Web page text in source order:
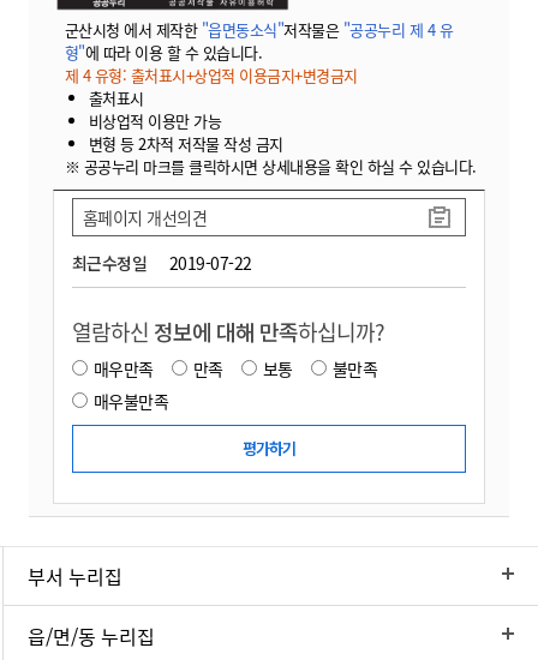
군산시청 에서 제작한 "읍면동소식"저작물은 "공공누리 제 4 유
형"에 따라 이용 할 수 있습니다.
제 4 유형: 출처표시+상업적 이용금지+변경금지
출처표시
비상업적 이용만 가능
변형 등 2차적 저작물 작성 금지
※ 공공누리 마크를 클릭하시면 상세내용을 확인 하실 수 있습니다.
최근수정일 2019-07-22
홈페이지 개선의견
열람하신 정보에 대해 만족하십니까?
매우만족 만족 보통
불만족
매우불만족
부서 누리집
읍/면/동 누리집